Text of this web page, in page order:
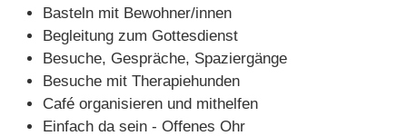
Einblicke
Über BELA
Was ist BELA
Kontaktpersonen
Basteln mit Bewohner/innen
Begleitung zum Gottesdienst
Besuche, Gespräche, Spaziergänge
Besuche mit Therapiehunden
Café organisieren und mithelfen
Einfach da sein - Offenes Ohr